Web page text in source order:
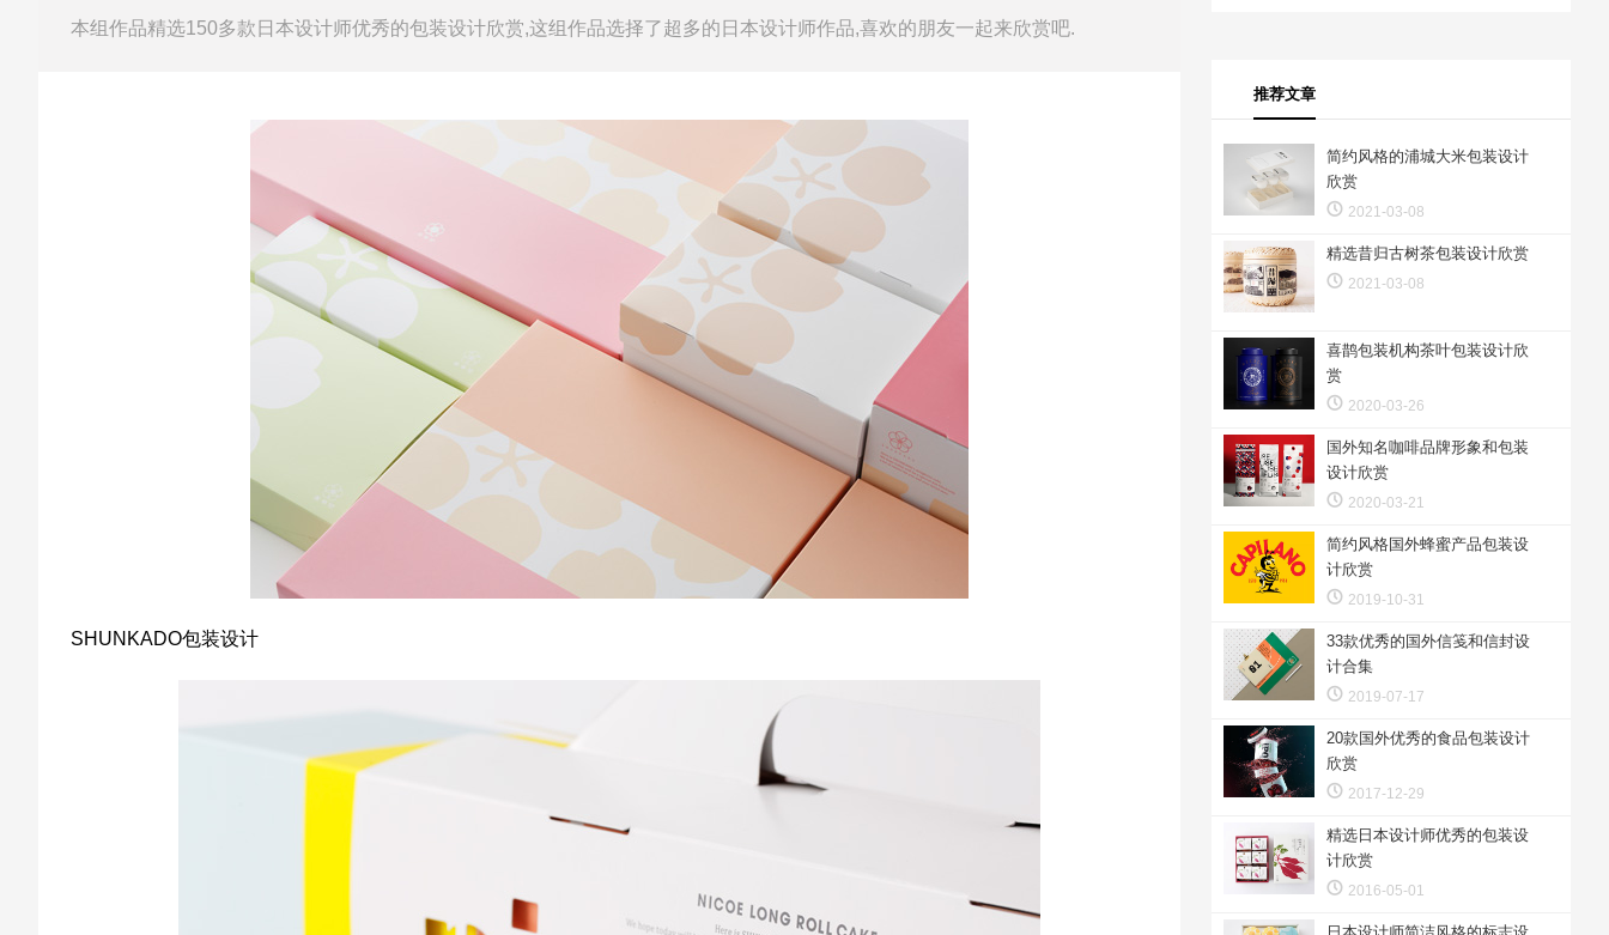
本组作品精选150多款日本设计师优秀的包装设计欣赏,这组作品选择了超多的日本设计师作品,喜欢的朋友一起来欣赏吧.
SHUNKADO包装设计
推荐文章
简约风格的浦城大米包装设计
欣赏
2021-03-08
精选昔归古树茶包装设计欣赏
2021-03-08
喜鹊包装机构茶叶包装设计欣
赏
2020-03-26
国外知名咖啡品牌形象和包装
设计欣赏
2020-03-21
简约风格国外蜂蜜产品包装设
计欣赏
2019-10-31
33款优秀的国外信笺和信封设
计合集
2019-07-17
20款国外优秀的食品包装设计
欣赏
2017-12-29
精选日本设计师优秀的包装设
计欣赏
2016-05-01